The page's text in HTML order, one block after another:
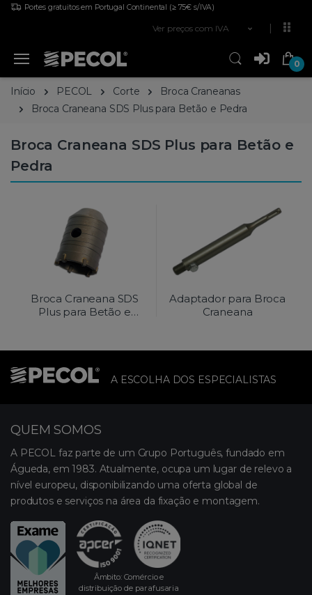
Portes gratuitos em Portugal Continental (≥ 75€ s/IVA)
Ver preços com IVA
0
Início PECOL Corte
Broca Craneanas
Broca Craneana SDS Plus para Betão e Pedra
Broca Craneana SDS Plus para Betão e
Pedra
Broca Craneana SDS
Plus para Betão e
Adaptador para Broca
Craneana
A ESCOLHA DOS ESPECIALISTAS
QUEM SOMOS
A PECOL faz parte de um Grupo Português, fundado em
Águeda, em 1983. Atualmente, ocupa um lugar de relevo a
nível europeu, disponibilizando uma oferta global de
produtos e serviços na área da fixação e montagem.
Âmbito: Comércio e
distribuição de parafusaria